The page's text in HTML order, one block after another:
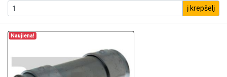
į krepšelį
Naujiena!